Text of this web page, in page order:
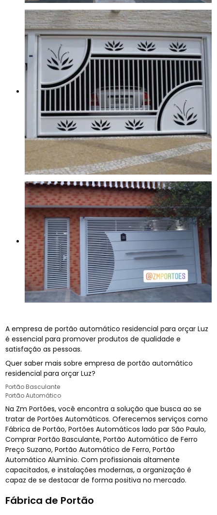
A empresa de portão automático residencial para orçar Luz
é essencial para promover produtos de qualidade e
satisfação as pessoas.
Quer saber mais sobre empresa de portão automático
residencial para orçar Luz?
Portão Basculante
Portão Automático
Na Zm Portões, você encontra a solução que busca ao se
tratar de Portões Automáticos. Oferecemos serviços como
Fábrica de Portão, Portões Automáticos lado par São Paulo,
Comprar Portão Basculante, Portão Automático de Ferro
Preço Suzano, Portão Automático de Ferro, Portão
Automático Alumínio. Com profissionais altamente
capacitados, e instalações modernas, a organização é
capaz de se destacar de forma positiva no mercado.
Fábrica de Portão